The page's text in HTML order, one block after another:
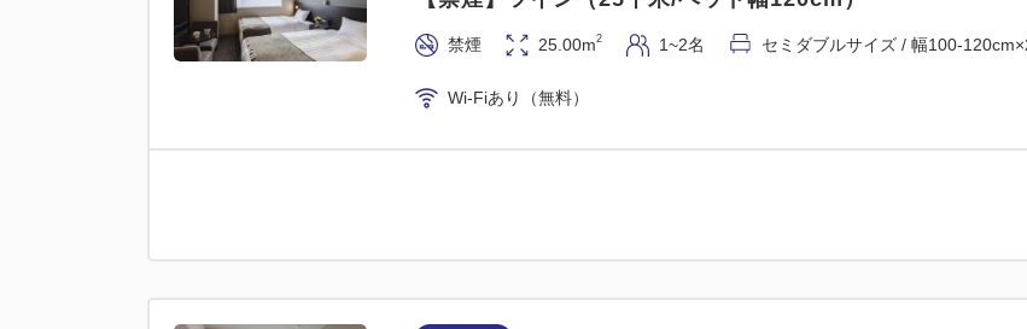
禁煙 25.00m2 1~2名 セミダブルサイズ / 幅100-
Wi-Fiあり（無料）